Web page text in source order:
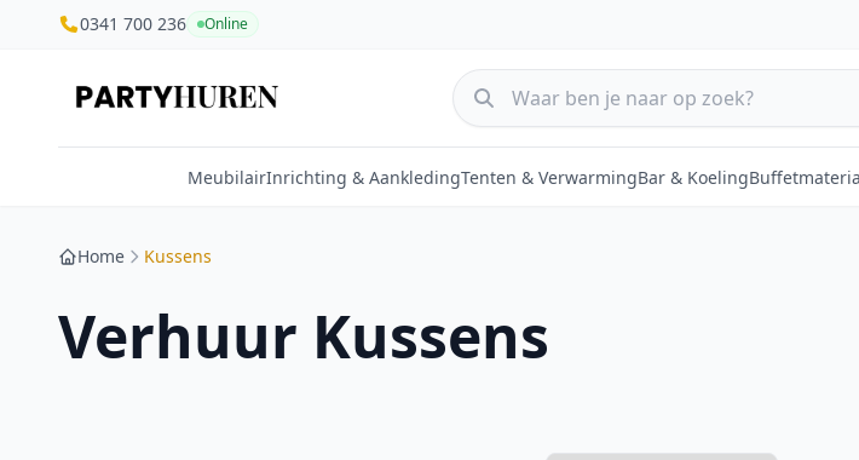
0341 700 236 Online
MeubilairInrichting & AankledingTenten & VerwarmingBar & Koeling
Home Kussens
Verhuur Kussens